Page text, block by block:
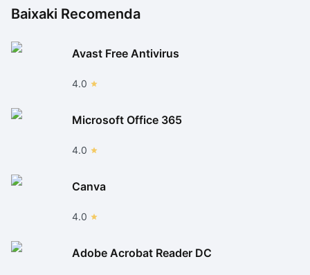
Baixaki Recomenda
Avast Free Antivirus
4.0
Microsoft Office 365
4.0
Canva
4.0
Adobe Acrobat Reader DC